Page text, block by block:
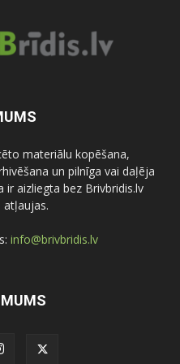
materiālu kopēšana,
un pilnīga vai daļēja
ir aizliegta bez Brivbridis.lv
atļaujas.
info@brivbridis.lv